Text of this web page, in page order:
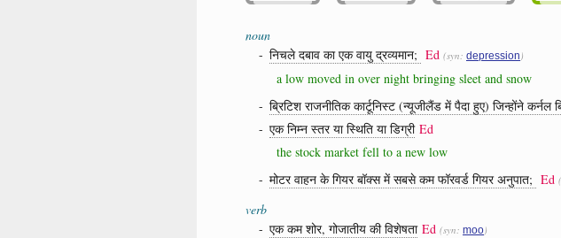
noun
- निचले दबाव का एक वायु द्रव्यमान; Ed (syn: depression)
a low moved in over night bringing sleet and snow
- ब्रिटिश राजनीतिक कार्टूनिस्ट (न्यूजीलैंड में पैदा हुए) जिन्होंने कर्नल
- एक निम्न स्तर या स्थिति या डिग्री Ed
the stock market fell to a new low
- मोटर वाहन के गियर बॉक्स में सबसे कम फॉरवर्ड गियर अनुपात; Ed
verb
- एक कम शोर, गोजातीय की विशेषता Ed (syn: moo)